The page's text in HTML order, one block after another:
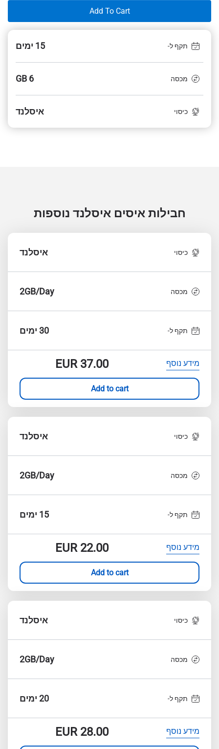
Add To Cart
תקף ל- 15 ימים
מכסה 6 GB
כיסוי איסלנד
חבילות איסים איסלנד נוספות
כיסוי איסלנד
מכסה 2GB/Day
תקף ל- 30 ימים
מידע נוסף EUR37.00
Add to cart
כיסוי איסלנד
מכסה 2GB/Day
תקף ל- 15 ימים
מידע נוסף EUR22.00
Add to cart
כיסוי איסלנד
מכסה 2GB/Day
תקף ל- 20 ימים
מידע נוסף EUR28.00